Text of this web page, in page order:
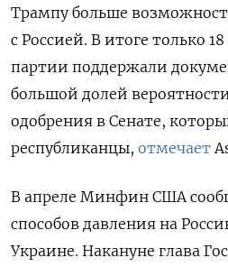
Трампу больше
с Россией. В итоге только
партии поддержали
большой долей
одобрения в Сенате,
республиканцы, отмечает
В апреле Минфин США
способов давления на
Украине. Накануне глава